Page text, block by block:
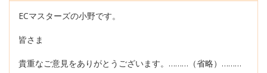
ECマスターズの小野です。
皆さま
貴重なご意見をありがとうございます。………（省略）………